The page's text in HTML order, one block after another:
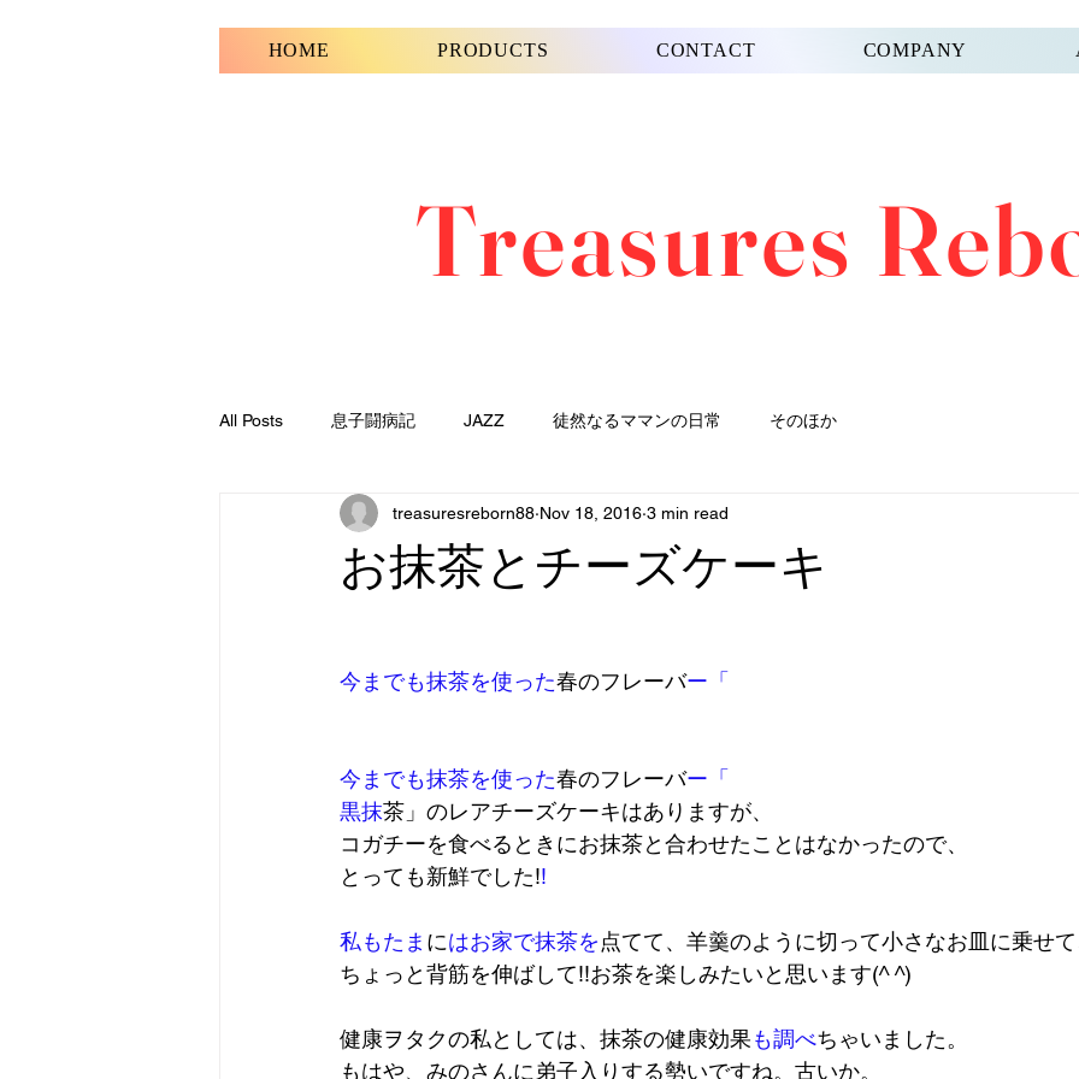
HOME PRODUCTS CONTACT COMPANY
Treasures
All Posts 息子闘病記 JAZZ 徒然なるママンの日常 そのほか
お抹茶とチーズケーキ
treasuresreborn88 Nov 18, 2016 3 min read
今までも抹茶を使った春のフレーバー「
今までも抹茶を使った春のフレーバー「
黒抹茶」のレアチーズケーキはありますが、
コガチーを食べるときにお抹茶と合わせたことはなかったので、
とっても新鮮でした!!
私もたま にはお家で抹茶を点てて、羊羹のように切って小さなお皿に乗せ
ちょっと背筋を伸ばして!!お茶を楽しみたいと思います(^ ^)
健康ヲタクの私としては、抹茶の健康効果も調べちゃいました。
もはや、みのさんに弟子入りする勢いですね。古いか。